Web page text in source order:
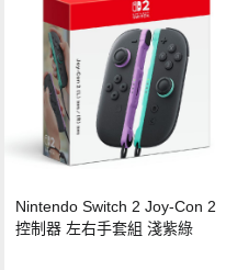
Nintendo Switch 2 Joy-Con 2
控制器 左右手套組 淺紫綠